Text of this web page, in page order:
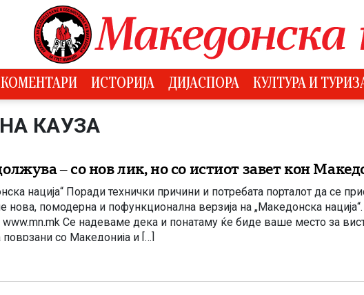
КОМЕНТАРИ ИСТОРИЈА ДИЈАСПОРА КУЛТУРА И
КАУЗА
– со нов лик, но со истиот завет кон
нација“ Поради технички причини и потребата порталот да се
помодерна и пофункционална верзија на „Македонска
www.mn.mk Се надеваме дека и понатаму ќе биде ваше место за
со Македонија и […]